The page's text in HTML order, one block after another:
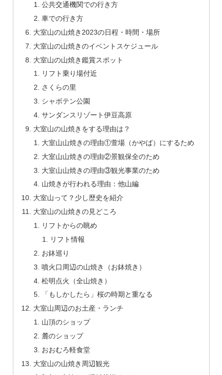
公共交通機関での行き方
車での行き方
大室山の山焼き2023の日程・時間・場所
大室山の山焼きのイベントスケジュール
大室山の山焼き鑑賞スポット
リフト乗り場付近
さくらの里
シャボテン公園
サンダンスリゾート伊豆高原
大室山の山焼きをする理由は？
大室山山焼きの理由①萱場（かやば）にするため
大室山山焼きの理由②景観保全のため
大室山山焼きの理由③観光事業のため
山焼きが行われる理由：他山編
大室山って？少し歴史を紹介
大室山の山焼きの見どころ
リフトからの眺め
リフト情報
お鉢巡り
噴火口周辺の山焼き（お鉢焼き）
松明点火（全山焼き）
「もしかしたら」桜の時期と重なる
大室山周辺のお土産・ランチ
山頂のショップ
麓のショップ
おおむろ軽食堂
大室山の山焼き周辺観光